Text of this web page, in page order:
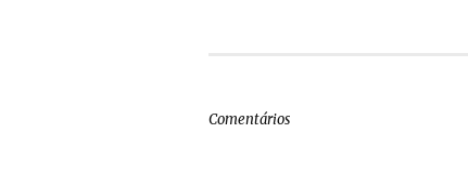
Comentários